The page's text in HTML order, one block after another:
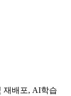
재배포, AI학습